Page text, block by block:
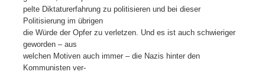
pelte Diktaturerfahrung zu politisieren und bei dieser
Politisierung im übrigen
die Würde der Opfer zu verletzen. Und es ist auch schwieriger
geworden – aus
welchen Motiven auch immer – die Nazis hinter den
Kommunisten ver-